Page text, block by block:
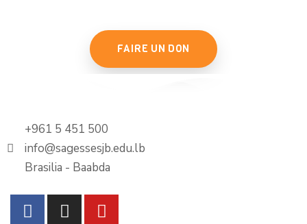
FAIRE UN DON
+961 5 451 500
info@sagessesjb.edu.lb
Brasilia - Baabda